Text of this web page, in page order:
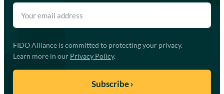
FIDO Alliance is committed to protecting your privacy.
Learn more in our Privacy Policy.